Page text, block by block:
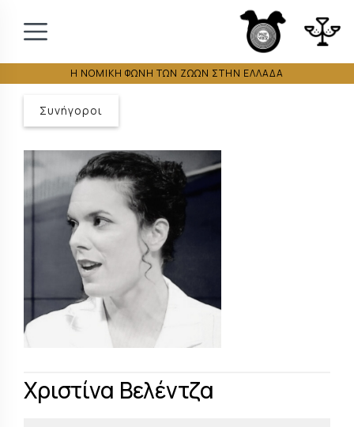
Η ΝΟΜΙΚΗ ΦΩΝΗ ΤΩΝ ΖΩΩΝ ΣΤΗΝ ΕΛΛΑΔΑ
Συνήγοροι
Χριστίνα Βελέντζα